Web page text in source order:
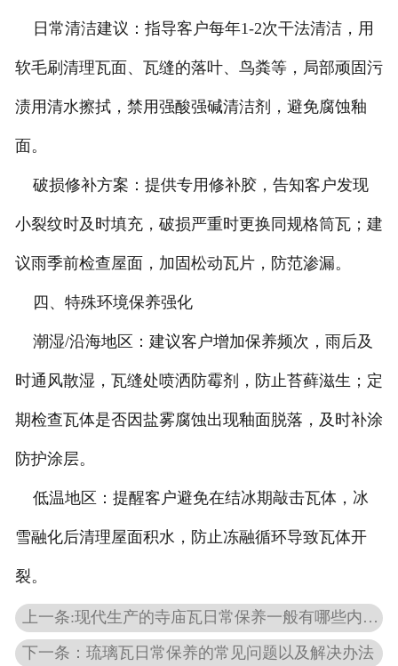
日常清洁建议：指导客户每年1-2次干法清洁，用
软毛刷清理瓦面、瓦缝的落叶、鸟粪等，局部顽固污
渍用清水擦拭，禁用强酸强碱清洁剂，避免腐蚀釉
面。
破损修补方案：提供专用修补胶，告知客户发现
小裂纹时及时填充，破损严重时更换同规格筒瓦；建
议雨季前检查屋面，加固松动瓦片，防范渗漏。
四、特殊环境保养强化
潮湿/沿海地区：建议客户增加保养频次，雨后及
时通风散湿，瓦缝处喷洒防霉剂，防止苔藓滋生；定
期检查瓦体是否因盐雾腐蚀出现釉面脱落，及时补涂
防护涂层。
低温地区：提醒客户避免在结冰期敲击瓦体，冰
雪融化后清理屋面积水，防止冻融循环导致瓦体开
裂。
上一条:现代生产的寺庙瓦日常保养一般有哪些内容？
下一条：琉璃瓦日常保养的常见问题以及解决办法